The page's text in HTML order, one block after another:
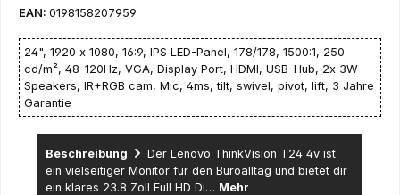
EAN: 0198158207959
24", 1920 x 1080, 16:9, IPS LED-Panel, 178/178, 1500:1, 250
cd/m², 48-120Hz, VGA, Display Port, HDMI, USB-Hub, 2x 3W
Speakers, IR+RGB cam, Mic, 4ms, tilt, swivel, pivot, lift, 3 Jahre
Garantie
Beschreibung
Der Lenovo ThinkVision T24 4v ist
ein vielseitiger Monitor für den Büroalltag und bietet dir
ein klares 23.8 Zoll Full HD Di… Mehr